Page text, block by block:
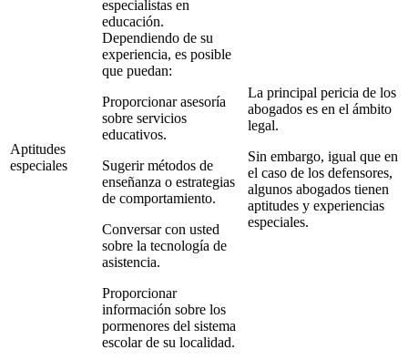
Aptitudes
especiales
especialistas en
educación.
Dependiendo de su
experiencia, es posible
que puedan:
Proporcionar asesoría
sobre servicios
educativos.
Sugerir métodos de
enseñanza o estrategias
de comportamiento.
Conversar con usted
sobre la tecnología de
asistencia.
Proporcionar
información sobre los
pormenores del sistema
escolar de su localidad.
La principal pericia de los
abogados es en el ámbito
legal.
Sin embargo, igual que en
el caso de los defensores,
algunos abogados tienen
aptitudes y experiencias
especiales.